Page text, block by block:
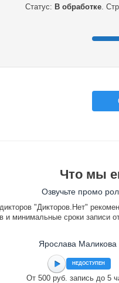
Статус: В обработке.
Что мы
Озвучьте промо
"Дикторов.Нет"
и минимальные сроки записи
Ярослава Маликова
НЕДОСТУПЕН
От 500 руб. запись до 5